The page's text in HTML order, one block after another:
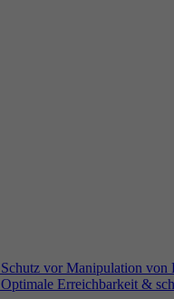
Schutz vor Manipulation
Optimale Erreichbarkeit &